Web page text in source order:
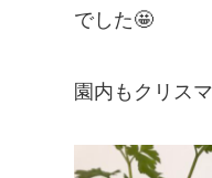
でした🤩
園内もクリス